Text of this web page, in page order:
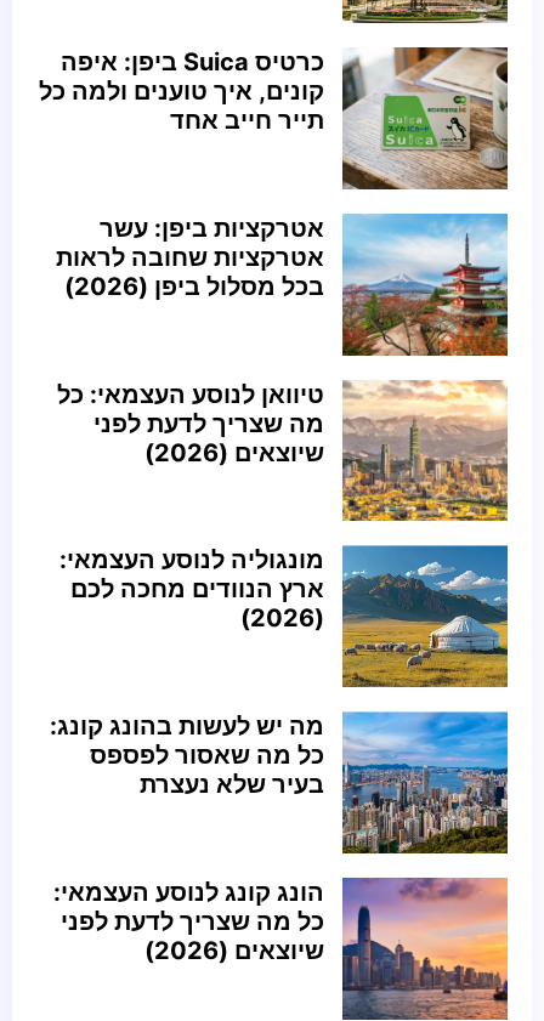
כרטיס Suica ביפן: איפה
קונים, איך טוענים ולמה כל
תייר חייב אחד
אטרקציות ביפן: עשר
אטרקציות שחובה לראות
בכל מסלול ביפן (2026)
טיוואן לנוסע העצמאי: כל
מה שצריך לדעת לפני
שיוצאים (2026)
מונגוליה לנוסע העצמאי:
ארץ הנוודים מחכה לכם
(2026)
מה יש לעשות בהונג קונג:
כל מה שאסור לפספס
בעיר שלא נעצרת
הונג קונג לנוסע העצמאי:
כל מה שצריך לדעת לפני
שיוצאים (2026)